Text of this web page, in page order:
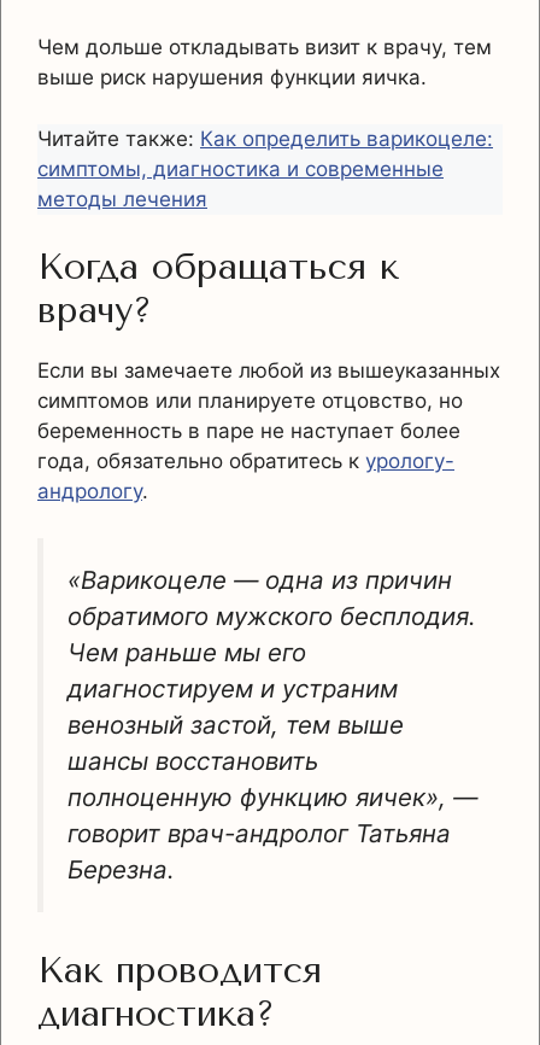
Чем дольше откладывать визит к врачу, тем
выше риск нарушения функции яичка.
Читайте также: Как определить варикоцеле:
симптомы, диагностика и современные
методы лечения
Когда обращаться к
врачу?
Если вы замечаете любой из вышеуказанных
симптомов или планируете отцовство, но
беременность в паре не наступает более
года, обязательно обратитесь к урологу-
андрологу.
«Варикоцеле — одна из причин
обратимого мужского бесплодия.
Чем раньше мы его
диагностируем и устраним
венозный застой, тем выше
шансы восстановить
полноценную функцию яичек», —
говорит врач-андролог Татьяна
Березна.
Как проводится
диагностика?